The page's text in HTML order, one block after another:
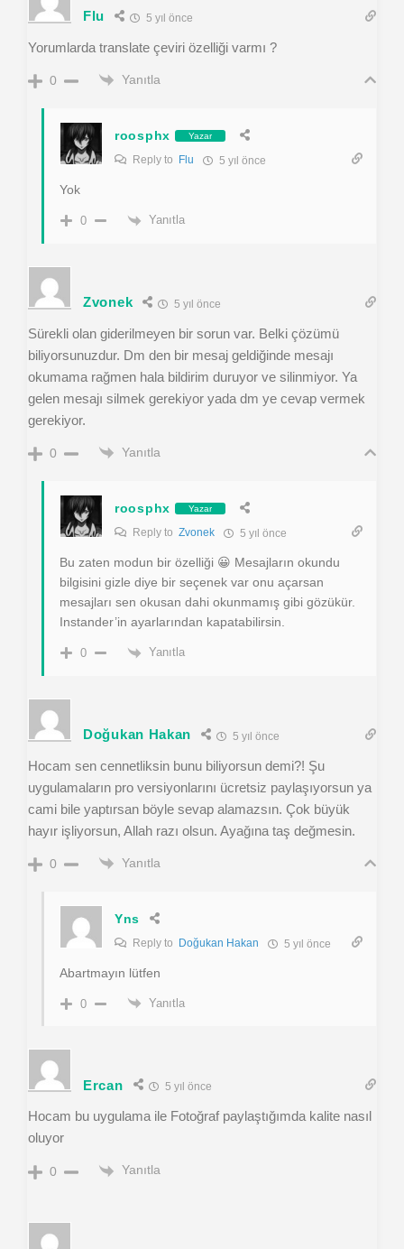
Flu 5 yıl önce
Yorumlarda translate çeviri özelliği varmı ?
0 Yanıtla
roosphx Yazar
Reply to Flu 5 yıl önce
Yok
0 Yanıtla
Zvonek 5 yıl önce
Sürekli olan giderilmeyen bir sorun var. Belki çözümü
biliyorsunuzdur. Dm den bir mesaj geldiğinde mesajı
okumama rağmen hala bildirim duruyor ve silinmiyor. Ya
gelen mesajı silmek gerekiyor yada dm ye cevap vermek
gerekiyor.
0 Yanıtla
roosphx Yazar
Reply to Zvonek 5 yıl önce
Bu zaten modun bir özelliği 😀 Mesajların okundu
bilgisini gizle diye bir seçenek var onu açarsan
mesajları sen okusan dahi okunmamış gibi gözükür.
Instander’in ayarlarından kapatabilirsin.
0 Yanıtla
Doğukan Hakan 5 yıl önce
Hocam sen cennetliksin bunu biliyorsun demi?! Şu
uygulamaların pro versiyonlarını ücretsiz paylaşıyorsun ya
cami bile yaptırsan böyle sevap alamazsın. Çok büyük
hayır işliyorsun, Allah razı olsun. Ayağına taş değmesin.
0 Yanıtla
Yns
Reply to Doğukan Hakan 5 yıl önce
Abartmayın lütfen
0 Yanıtla
Ercan 5 yıl önce
Hocam bu uygulama ile Fotoğraf paylaştığımda kalite nasıl
oluyor
0 Yanıtla